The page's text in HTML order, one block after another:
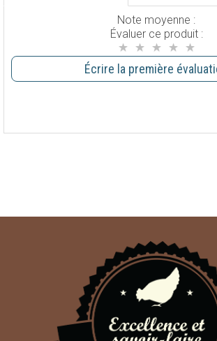
Note moyenne :
Évaluer ce produit :
Écrire la première